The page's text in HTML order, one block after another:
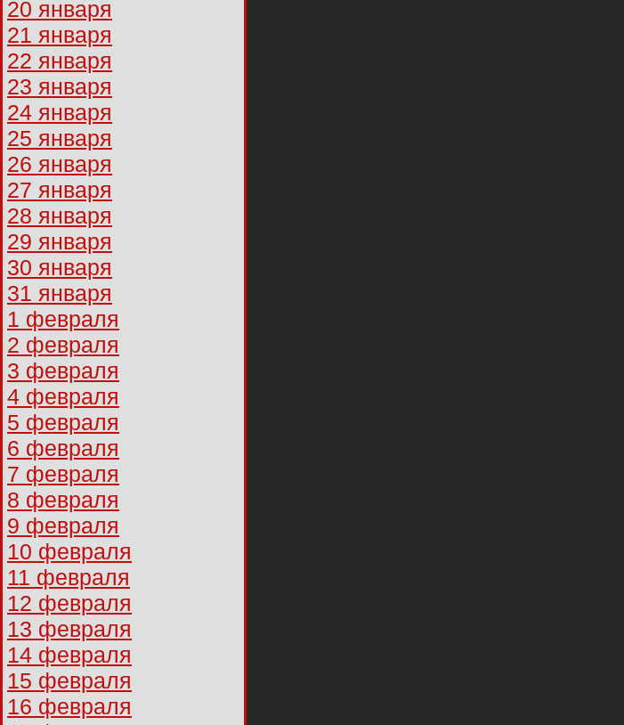
20 января
21 января
22 января
23 января
24 января
25 января
26 января
27 января
28 января
29 января
30 января
31 января
1 февраля
2 февраля
3 февраля
4 февраля
5 февраля
6 февраля
7 февраля
8 февраля
9 февраля
10 февраля
11 февраля
12 февраля
13 февраля
14 февраля
15 февраля
16 февраля